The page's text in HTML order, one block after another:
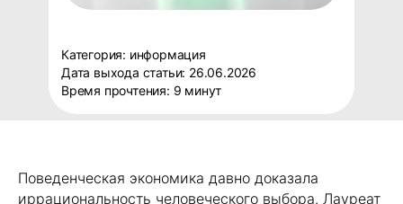
Категория: информация
Дата выхода статьи: 26.06.2026
Время прочтения: 9 минут
Поведенческая экономика давно доказала
иррациональность человеческого выбора. Лауреат